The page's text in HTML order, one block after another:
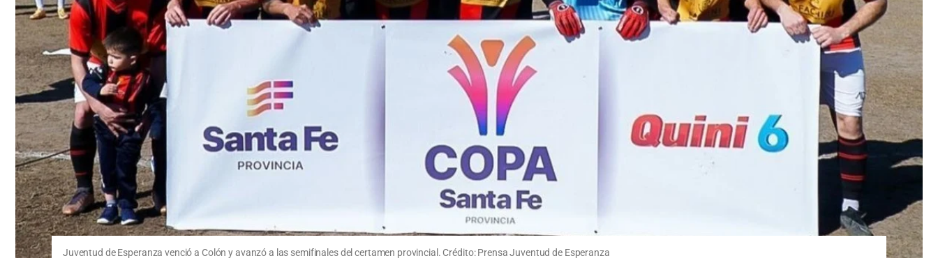
Juventud de Esperanza venció a Colón y avanzó a las semifinales del certamen provincial. Crédito: Prensa Juventud de Esperanza